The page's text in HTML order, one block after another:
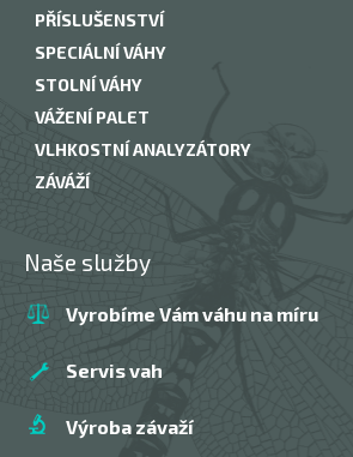
PŘÍSLUŠENSTVÍ
SPECIÁLNÍ VÁHY
STOLNÍ VÁHY
VÁŽENÍ PALET
VLHKOSTNÍ ANALYZÁTORY
ZÁVÁŽÍ
Naše služby
Vyrobíme Vám váhu na míru
Servis vah
Výroba závaží